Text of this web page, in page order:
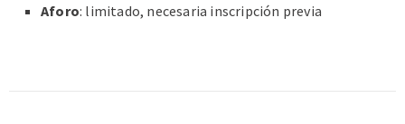
Aforo: limitado, necesaria inscripción previa